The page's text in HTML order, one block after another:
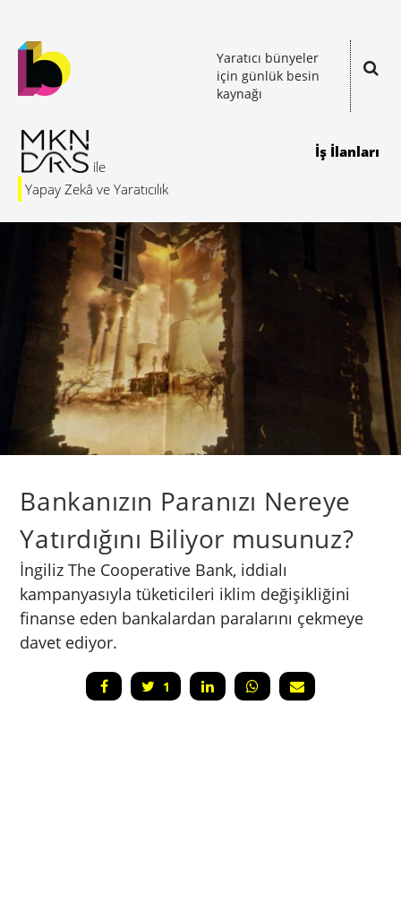
Yaratıcı bünyeler
için günlük besin
kaynağı
Yapay Zekâ ve Yaratıcılık
İş İlanları
Bankanızın Paranızı Nereye
Yatırdığını Biliyor musunuz?
İngiliz The Cooperative Bank, iddialı
kampanyasıyla tüketicileri iklim değişikliğini
finanse eden bankalardan paralarını çekmeye
davet ediyor.
1